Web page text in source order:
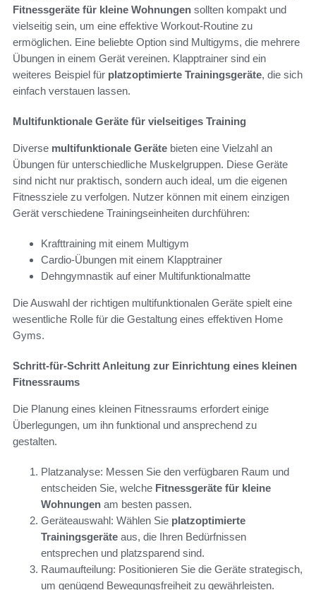
Fitnessgeräte für kleine Wohnungen sollten kompakt und
vielseitig sein, um eine effektive Workout-Routine zu
ermöglichen. Eine beliebte Option sind Multigyms, die mehrere
Übungen in einem Gerät vereinen. Klapptrainer sind ein
weiteres Beispiel für platzoptimierte Trainingsgeräte, die sich
einfach verstauen lassen.
Multifunktionale Geräte für vielseitiges Training
Diverse multifunktionale Geräte bieten eine Vielzahl an
Übungen für unterschiedliche Muskelgruppen. Diese Geräte
sind nicht nur praktisch, sondern auch ideal, um die eigenen
Fitnessziele zu verfolgen. Nutzer können mit einem einzigen
Gerät verschiedene Trainingseinheiten durchführen:
Krafttraining mit einem Multigym
Cardio-Übungen mit einem Klapptrainer
Dehngymnastik auf einer Multifunktionalmatte
Die Auswahl der richtigen multifunktionalen Geräte spielt eine
wesentliche Rolle für die Gestaltung eines effektiven Home
Gyms.
Schritt-für-Schritt Anleitung zur Einrichtung eines kleinen
Fitnessraums
Die Planung eines kleinen Fitnessraums erfordert einige
Überlegungen, um ihn funktional und ansprechend zu
gestalten.
Platzanalyse: Messen Sie den verfügbaren Raum und
entscheiden Sie, welche Fitnessgeräte für kleine
Wohnungen am besten passen.
Geräteauswahl: Wählen Sie platzoptimierte
Trainingsgeräte aus, die Ihren Bedürfnissen
entsprechen und platzsparend sind.
Raumaufteilung: Positionieren Sie die Geräte strategisch,
um genügend Bewegungsfreiheit zu gewährleisten.